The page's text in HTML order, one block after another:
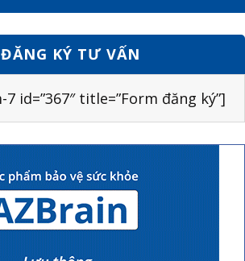
ĐĂNG KÝ TƯ VẤN
id=”367″ title=”Form đăng ký”]